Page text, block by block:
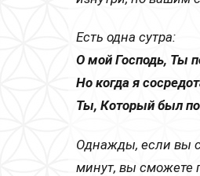
Есть одна сутра:
О мой Господь, Ты
Но когда я
Ты, Который был
Однажды, если вы
минут, вы сможете